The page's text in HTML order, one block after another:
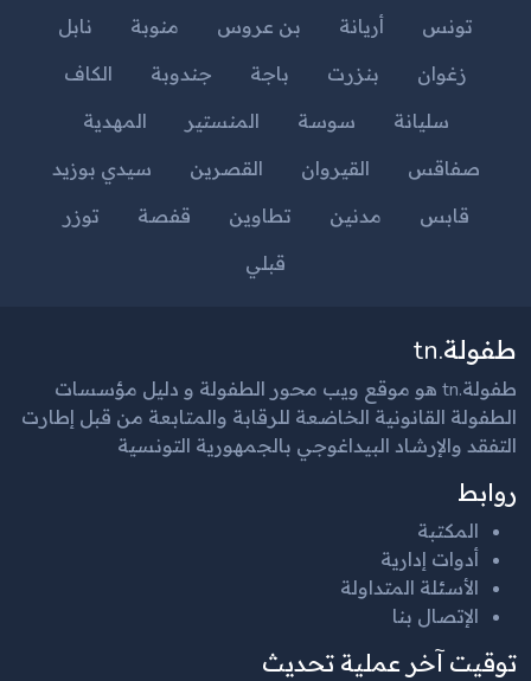
تونس أريانة بن عروس منوبة
نابل
زغوان
بنزرت باجة جندوبة
الكاف
سليانة
سوسة المنستير
المهدية
صفاقس
القيروان القصرين
سيدي بوزيد
قابس
مدنين تطاوين قفصة
توزر
قبلي
طفولة.tn
طفولة.tn هو موقع ويب محور الطفولة و دليل مؤسسات
الطفولة القانونية الخاضعة للرقابة والمتابعة من قبل إطارت
التفقد والإرشاد البيداغوجي بالجمهورية التونسية
روابط
المكتبة
أدوات إدارية
الأسئلة المتداولة
الإتصال بنا
توقيت آخر عملية تحديث